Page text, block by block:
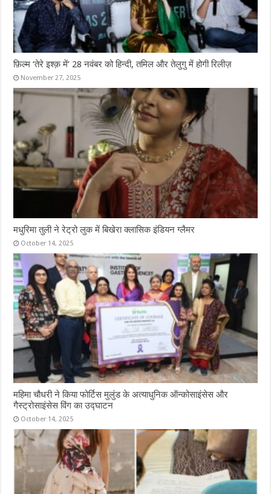
फ़िल्म ‘तेरे इश्क़ में’ 28 नवंबर को हिन्दी, तमिल और तेलुगु में होगी रिलीज़
November 27, 2025
मधुरिमा तुली ने रेट्रो लुक में बिखेरा क्लासिक इंडियन ग्लैमर
October 14, 2025
महिमा चौधरी ने किया फोर्टिस मुलुंड के अत्याधुनिक ऑन्कोसाइंसेस और
गैस्ट्रोसाइंसेस विंग का उद्घाटन
October 14, 2025